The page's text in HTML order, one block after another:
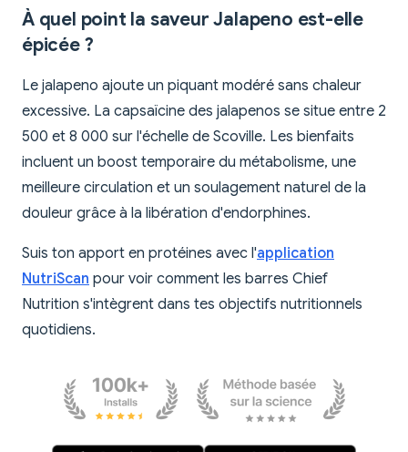
À quel point la saveur Jalapeno est-elle
épicée ?
Le jalapeno ajoute un piquant modéré sans chaleur
excessive. La capsaïcine des jalapenos se situe entre 2
500 et 8 000 sur l'échelle de Scoville. Les bienfaits
incluent un boost temporaire du métabolisme, une
meilleure circulation et un soulagement naturel de la
douleur grâce à la libération d'endorphines.
Suis ton apport en protéines avec l'application
NutriScan pour voir comment les barres Chief
Nutrition s'intègrent dans tes objectifs nutritionnels
quotidiens.